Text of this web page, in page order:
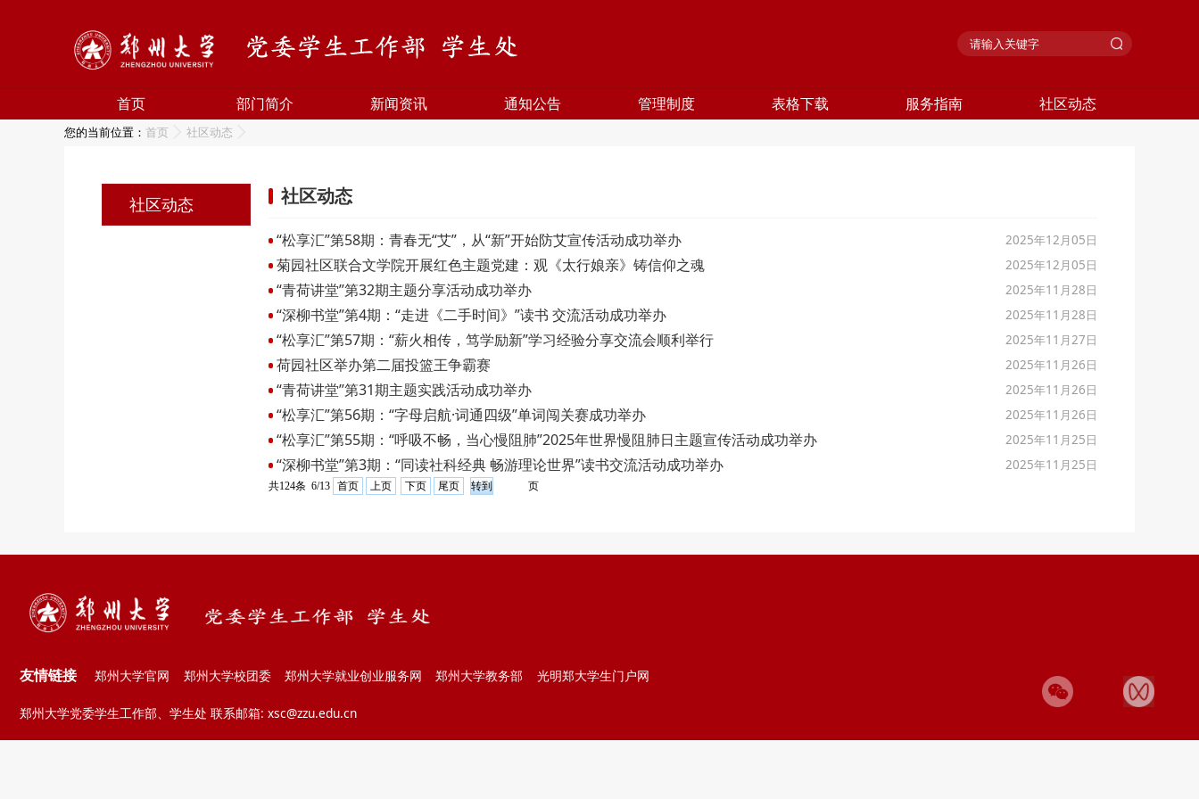
首页 部门简介 新闻资讯 通知公告 管理制度 表格下载 服务指南 社区动态
您的当前位置： 首页 社区动态
社区动态 社区动态
“松享汇”第58期：青春无“艾”，从“新”开始防艾宣传活动成功举办 2025年12月05日
菊园社区联合文学院开展红色主题党建：观《太行娘亲》铸信仰之魂 2025年12月05日
“青荷讲堂”第32期主题分享活动成功举办 2025年11月28日
“深柳书堂”第4期：“走进《二手时间》”读书 交流活动成功举办 2025年11月28日
“松享汇”第57期：“薪火相传，笃学励新”学习经验分享交流会顺利举行 2025年11月27日
荷园社区举办第二届投篮王争霸赛 2025年11月26日
“青荷讲堂”第31期主题实践活动成功举办 2025年11月26日
“松享汇”第56期：“字母启航·词通四级”单词闯关赛成功举办 2025年11月26日
“松享汇”第55期：“呼吸不畅，当心慢阻肺”2025年世界慢阻肺日主题宣传活动成功举办 2025年11月25日
“深柳书堂”第3期：“同读社科经典 畅游理论世界”读书交流活动成功举办 2025年11月25日
共124条 6/13 首页 上页 下页 尾页 页
友情链接 郑州大学官网 郑州大学校团委 郑州大学就业创业服务网 郑州大学教务部 光明郑大学生门户网
郑州大学党委学生工作部、学生处 联系邮箱: xsc@zzu.edu.cn